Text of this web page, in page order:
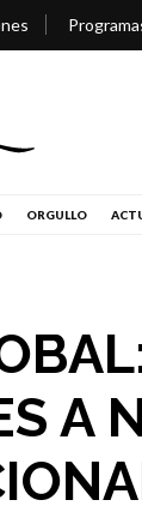
ORGULLO
A